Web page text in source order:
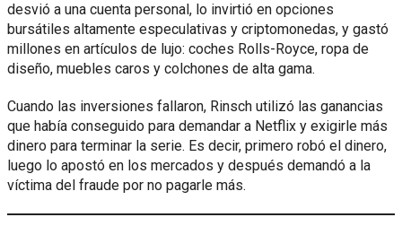
desvió a una cuenta personal, lo invirtió en opciones
bursátiles altamente especulativas y criptomonedas, y gastó
millones en artículos de lujo: coches Rolls-Royce, ropa de
diseño, muebles caros y colchones de alta gama.
Cuando las inversiones fallaron, Rinsch utilizó las ganancias
que había conseguido para demandar a Netflix y exigirle más
dinero para terminar la serie. Es decir, primero robó el dinero,
luego lo apostó en los mercados y después demandó a la
víctima del fraude por no pagarle más.